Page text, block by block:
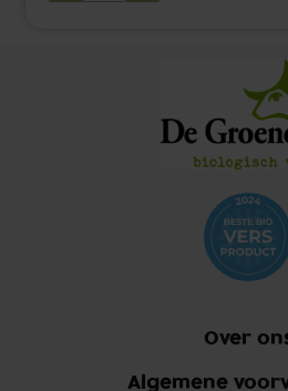
Over
Algemene